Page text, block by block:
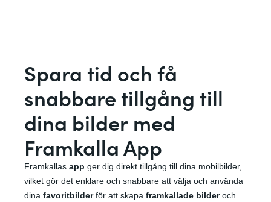
Spara tid och få
snabbare tillgång till
dina bilder med
Framkalla App
Framkallas app ger dig direkt tillgång till dina mobilbilder,
vilket gör det enklare och snabbare att välja och använda
dina favoritbilderför att skapa framkallade bilderoch